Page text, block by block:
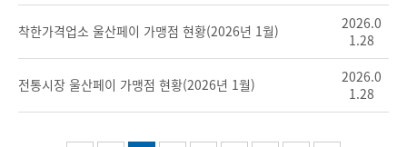
착한가격업소 울산페이 가맹점 현황(2026년 1월)
2026.0
1.28
전통시장 울산페이 가맹점 현황(2026년 1월)
2026.0
1.28